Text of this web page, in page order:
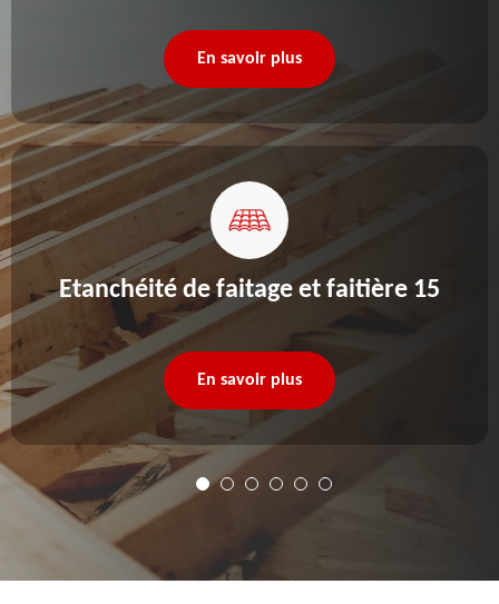
En savoir plus
Etanchéité de faitage et faitière 15
En savoir plus